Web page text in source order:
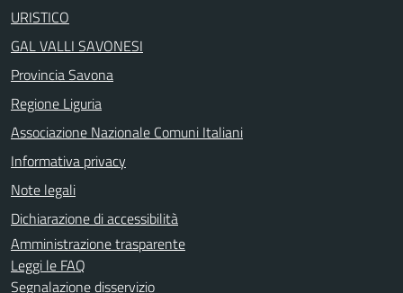
URISTICO
GAL VALLI SAVONESI
Provincia Savona
Regione Liguria
Associazione Nazionale Comuni Italiani
Informativa privacy
Note legali
Dichiarazione di accessibilità
Amministrazione trasparente
Leggi le FAQ
Segnalazione disservizio